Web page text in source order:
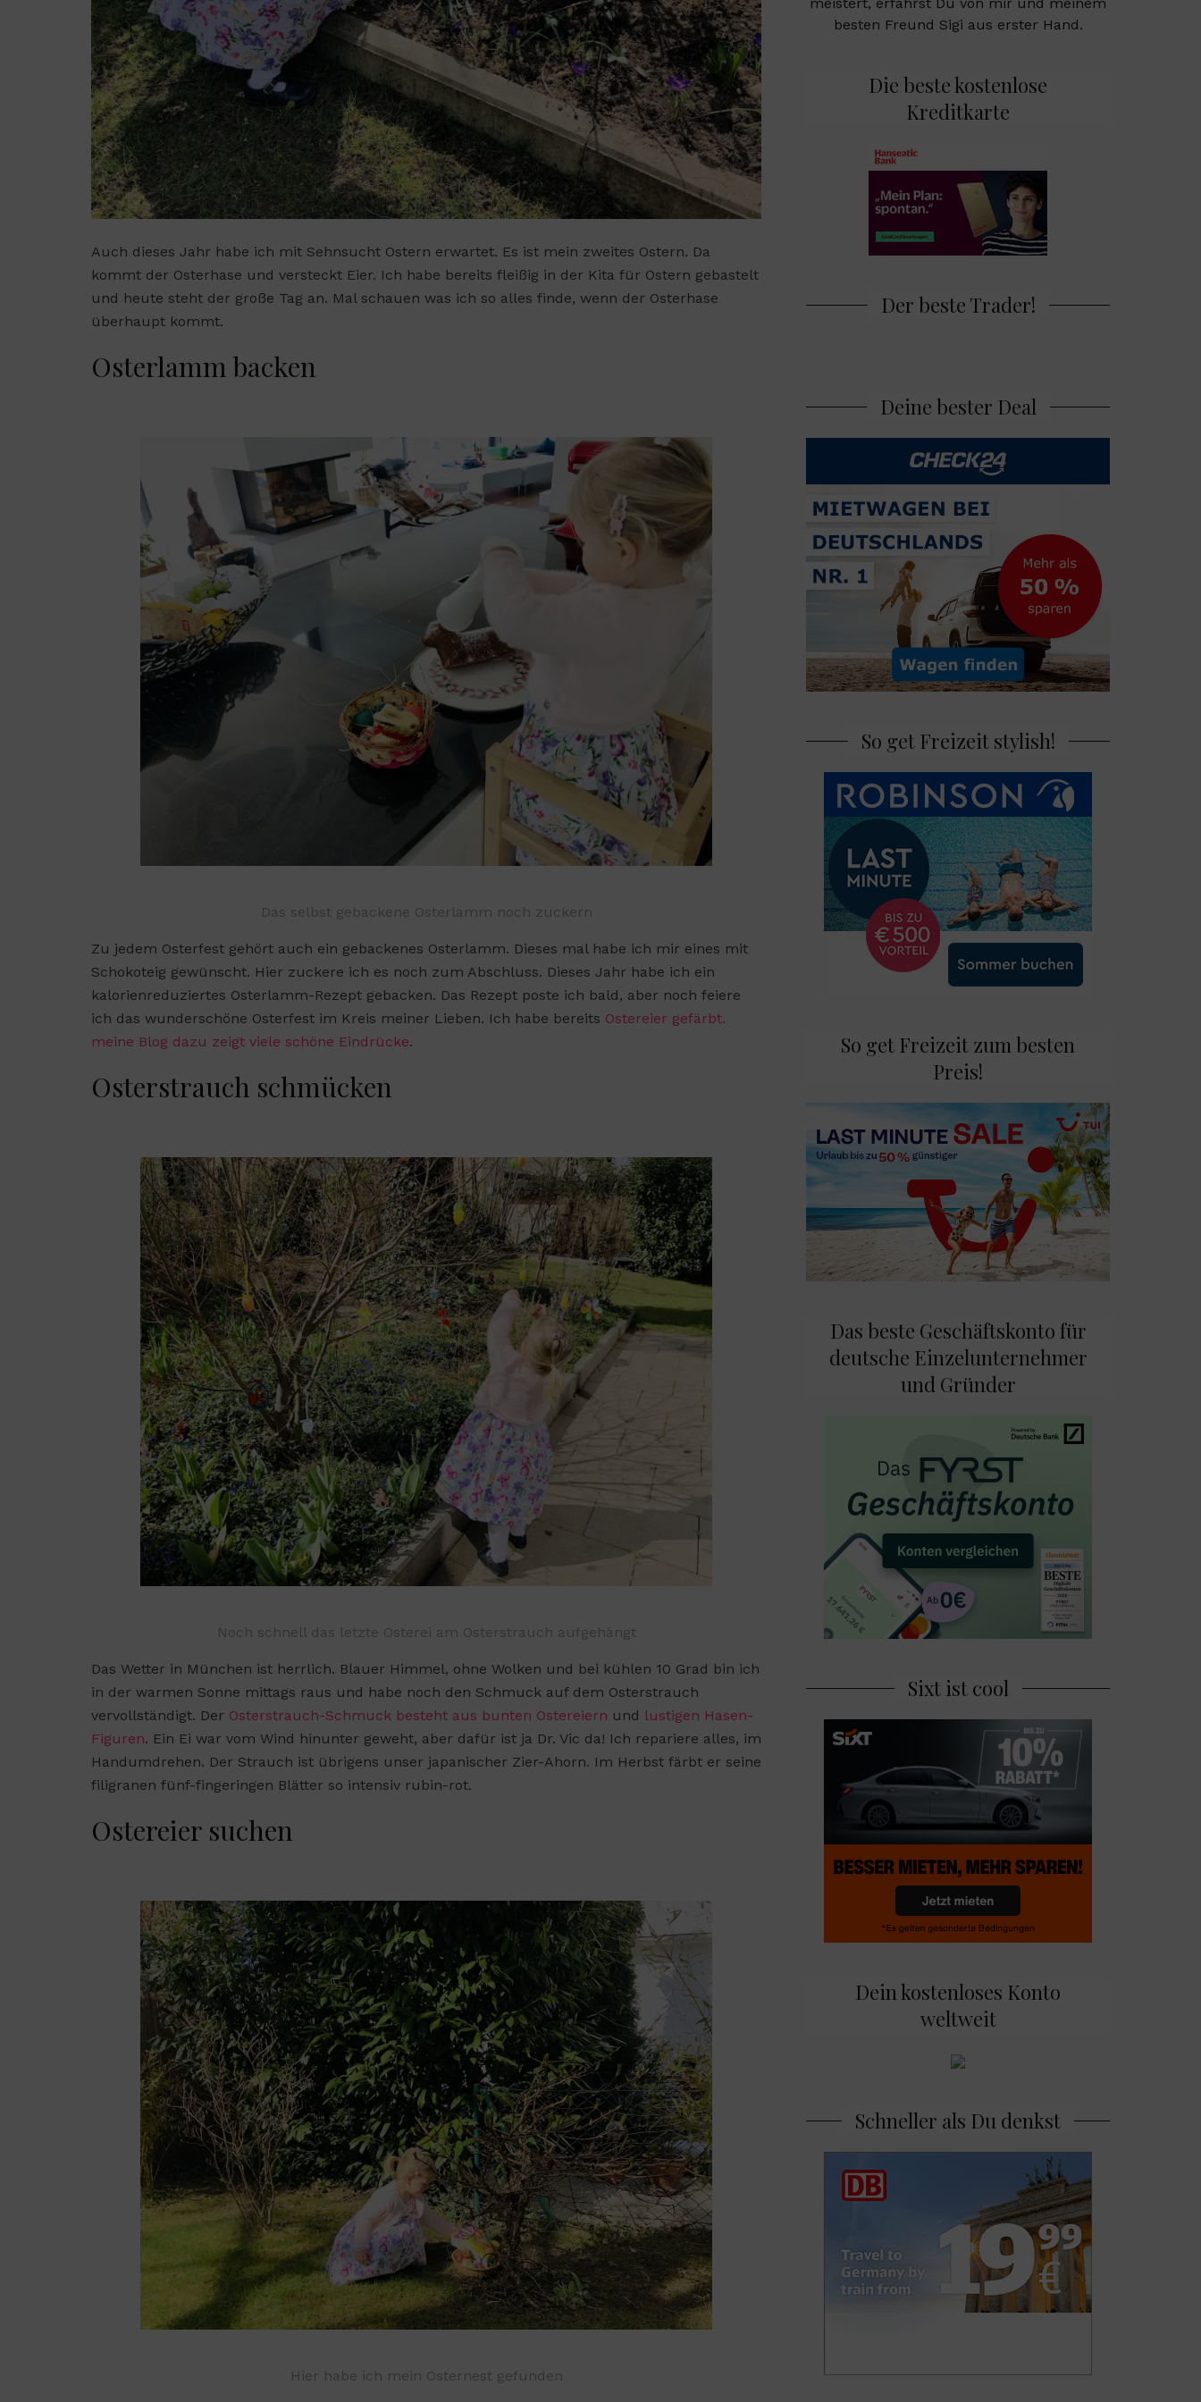
Auch dieses Jahr habe ich mit Sehnsucht Ostern erwartet. Es ist mein zweites Ostern. Da
kommt der Osterhase und versteckt Eier. Ich habe bereits fleißig in der Kita für Ostern gebastelt
und heute steht der große Tag an. Mal schauen was ich so alles finde, wenn der Osterhase
überhaupt kommt.
Osterlamm backen
Das selbst gebackene Osterlamm noch zuckern
Zu jedem Osterfest gehört auch ein gebackenes Osterlamm. Dieses mal habe ich mir eines mit
Schokoteig gewünscht. Hier zuckere ich es noch zum Abschluss. Dieses Jahr habe ich ein
kalorienreduziertes Osterlamm-Rezept gebacken. Das Rezept poste ich bald, aber noch feiere
ich das wunderschöne Osterfest im Kreis meiner Lieben. Ich habe bereits Ostereier gefärbt.
meine Blog dazu zeigt viele schöne Eindrücke.
Osterstrauch schmücken
Noch schnell das letzte Osterei am Osterstrauch aufgehängt
Das Wetter in München ist herrlich. Blauer Himmel, ohne Wolken und bei kühlen 10 Grad bin ich
in der warmen Sonne mittags raus und habe noch den Schmuck auf dem Osterstrauch
vervollständigt. Der Osterstrauch-Schmuck besteht aus bunten Ostereiern und lustigen Hasen-
Figuren. Ein Ei war vom Wind hinunter geweht, aber dafür ist ja Dr. Vic da! Ich repariere alles, im
Handumdrehen. Der Strauch ist übrigens unser japanischer Zier-Ahorn. Im Herbst färbt er seine
filigranen fünf-fingeringen Blätter so intensiv rubin-rot.
Ostereier suchen
Hier habe ich mein Osternest gefunden
besten Freund Sigi aus erster Hand.
Die beste kostenlose
Kreditkarte
Der beste Trader!
Deine bester Deal
So get Freizeit stylish!
So get Freizeit zum besten
Preis!
Das beste Geschäftskonto für
deutsche Einzelunternehmer
und Gründer
Sixt ist cool
Dein kostenloses Konto
weltweit
Schneller als Du denkst